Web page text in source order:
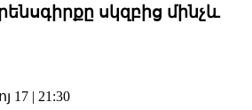
սկզբից մինչև
17 | 21:30